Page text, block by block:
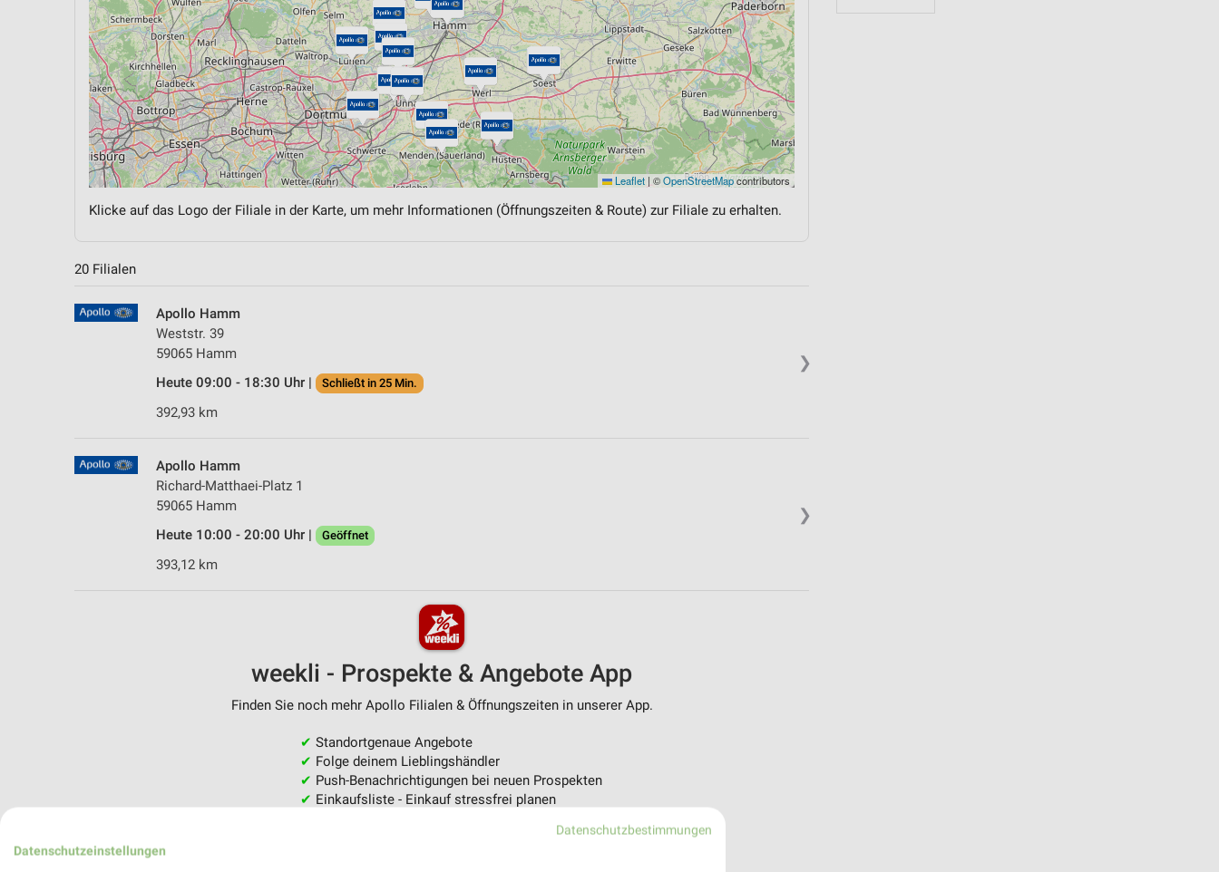
Leaflet | ©OpenStreetMapcontributors
Klicke auf das Logo der Filiale in der Karte, um mehr Informationen (Öffnungszeiten & Route) zur Filiale zu erhalten.
20 Filialen
❯
Apollo Hamm
Weststr. 39
59065 Hamm
Heute 09:00 - 18:30 Uhr |
Schließt in 25 Min.
392,93 km
❯
Apollo Hamm
Richard-Matthaei-Platz 1
59065 Hamm
Heute 10:00 - 20:00 Uhr |
Geöffnet
393,12 km
weekli - Prospekte & Angebote App
Finden Sie noch mehr Apollo Filialen & Öffnungszeiten in unserer App.
✔ Standortgenaue Angebote
✔ Folge deinem Lieblingshändler
✔ Push-Benachrichtigungen bei neuen Prospekten
✔ Einkaufsliste - Einkauf stressfrei planen
Nutze weekli auch mobil – App jetzt laden oder QR-Code scannen.
Datenschutzbestimmungen
Datenschutzeinstellungen